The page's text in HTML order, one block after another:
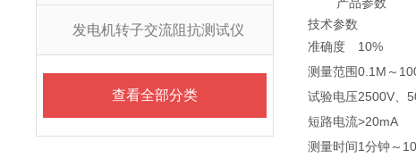
发电机转子交流阻抗测试仪
查看全部分类
技术参数
准确度
10%
测量范围0.1M～
试验电压2500V、
短路电流>20mA
测量时间1分钟～